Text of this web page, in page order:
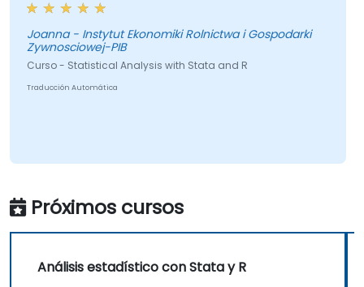
Joanna - Instytut Ekonomiki Rolnictwa i Gospodarki
Zywnosciowej-PIB
Curso - Statistical Analysis with Stata and R
Traducción Automática
Próximos cursos
Análisis estadístico con Stata y R